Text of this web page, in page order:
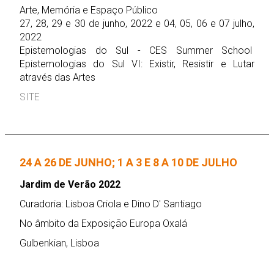
Arte, Memória e Espaço Público
27, 28, 29 e 30 de junho, 2022 e 04, 05, 06 e 07 julho,
2022
Epistemologias do Sul - CES Summer School
Epistemologias do Sul VI: Existir, Resistir e Lutar
através das Artes
SITE
24 A 26 DE JUNHO; 1 A 3 E 8 A 10 DE JULHO
Jardim de Verão 2022
Curadoria: Lisboa Criola e Dino D' Santiago
No âmbito da Exposição Europa Oxalá
Gulbenkian, Lisboa